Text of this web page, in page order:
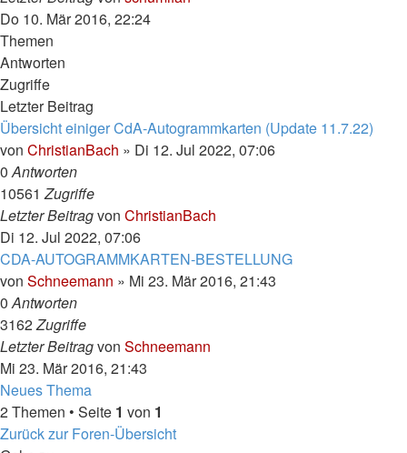
Do 10. Mär 2016, 22:24
Themen
Antworten
Zugriffe
Letzter Beitrag
Übersicht einiger CdA-Autogrammkarten (Update 11.7.22)
von ChristianBach » Di 12. Jul 2022, 07:06
0Antworten
10561Zugriffe
Letzter Beitragvon ChristianBach
Di 12. Jul 2022, 07:06
CDA-AUTOGRAMMKARTEN-BESTELLUNG
von Schneemann » Mi 23. Mär 2016, 21:43
0Antworten
3162Zugriffe
Letzter Beitragvon Schneemann
Mi 23. Mär 2016, 21:43
Neues Thema
2 Themen • Seite 1 von 1
Zurück zur Foren-Übersicht